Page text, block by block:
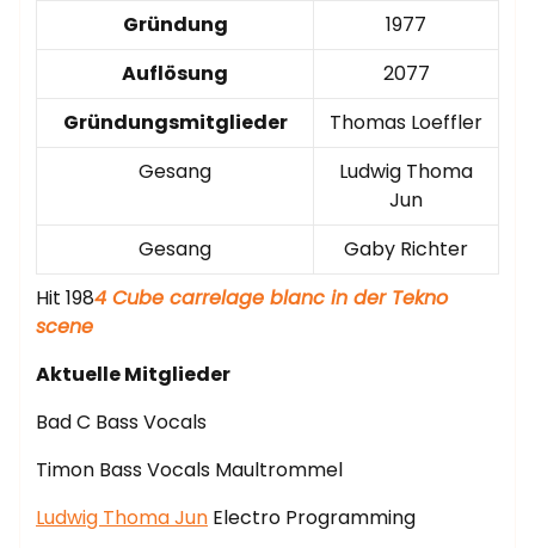
Gründung
1977
Auflösung
2077
Gründungsmitglieder
Thomas Loeffler
Gesang
Ludwig Thoma
Jun
Gesang
Gaby Richter
Hit 1984 Cube carrelage blanc in der Tekno
scene
Aktuelle Mitglieder
Bad C Bass Vocals
Timon Bass Vocals Maultrommel
Ludwig Thoma Jun Electro Programming